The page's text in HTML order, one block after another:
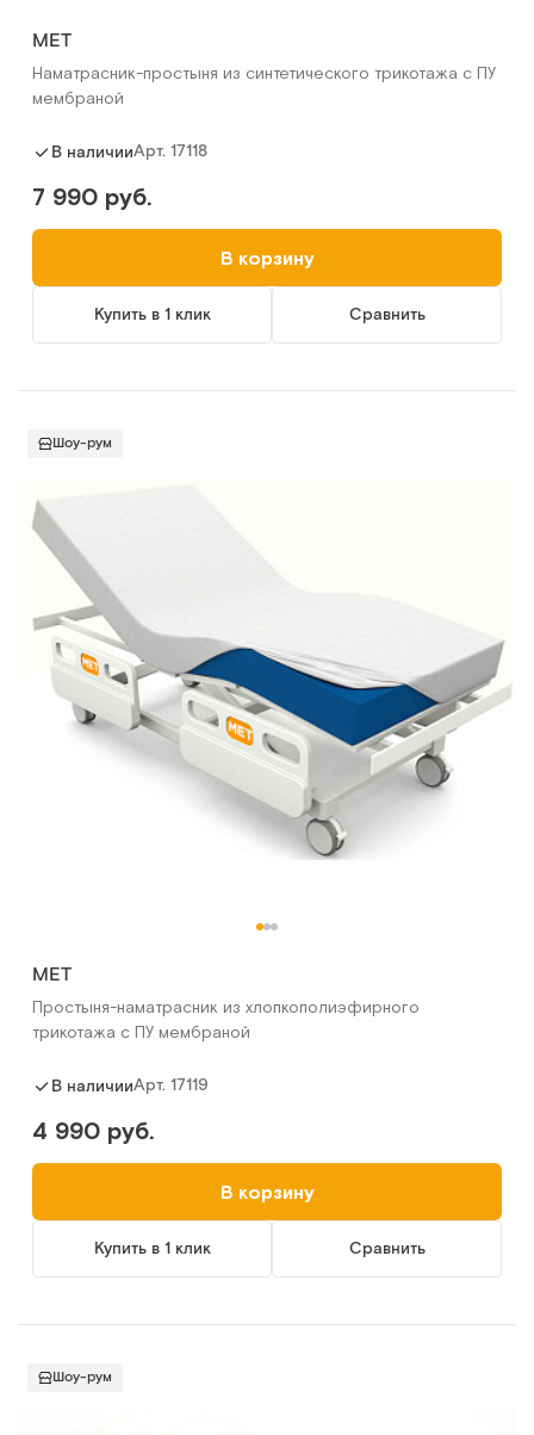
МЕТ
Наматрасник-простыня из синтетического трикотажа с ПУ
мембраной
В наличииАрт. 17118
7 990 руб.
В корзину
Купить в 1 клик Сравнить
Шоу-рум
МЕТ
Простыня-наматрасник из хлопкополиэфирного
трикотажа с ПУ мембраной
В наличииАрт. 17119
4 990 руб.
В корзину
Купить в 1 клик Сравнить
Шоу-рум